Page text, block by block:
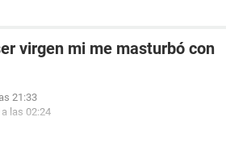
virgen mi me masturbó con
21:33
las 02:24